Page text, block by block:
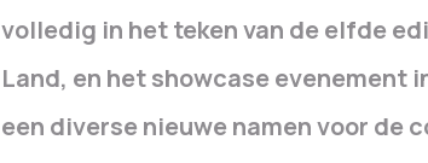
volledig in het teken van de elfde
Land, en het showcase evenement
een diverse nieuwe namen voor de